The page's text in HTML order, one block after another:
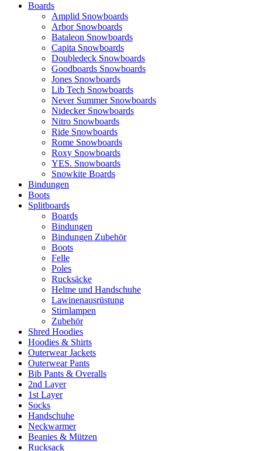
Boards
Amplid Snowboards
Arbor Snowboards
Bataleon Snowboards
Capita Snowboards
Doubledeck Snowboards
Goodboards Snowboards
Jones Snowboards
Lib Tech Snowboards
Never Summer Snowboards
Nidecker Snowboards
Nitro Snowboards
Ride Snowboards
Rome Snowboards
Roxy Snowboards
YES. Snowboards
Snowkite Boards
Bindungen
Boots
Splitboards
Boards
Bindungen
Bindungen Zubehör
Boots
Felle
Poles
Rucksäcke
Helme und Handschuhe
Lawinenausrüstung
Stirnlampen
Zubehör
Shred Hoodies
Hoodies & Shirts
Outerwear Jackets
Outerwear Pants
Bib Pants & Overalls
2nd Layer
1st Layer
Socks
Handschuhe
Neckwarmer
Beanies & Mützen
Rucksack